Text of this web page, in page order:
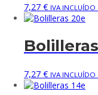
7,27 € IVA INCLUÍDO
7,27 € IVA INCLUÍDO